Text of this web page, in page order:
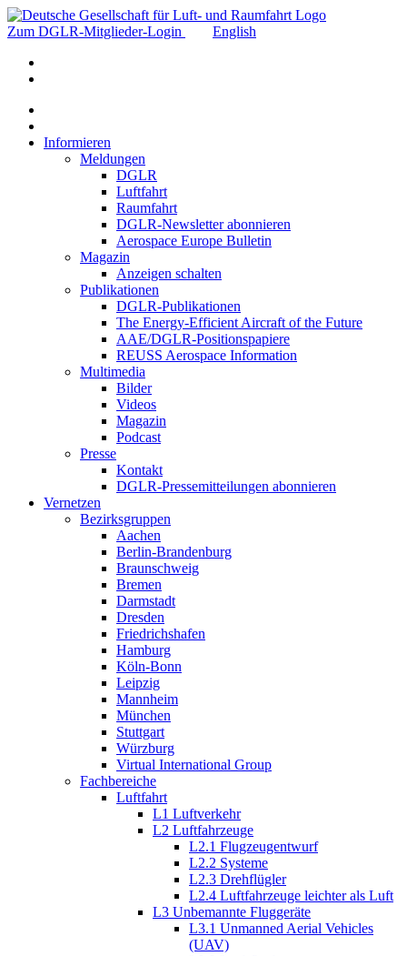
Zum DGLR-Mitglieder-Login English
Informieren
Meldungen
DGLR
Luftfahrt
Raumfahrt
DGLR-Newsletter abonnieren
Aerospace Europe Bulletin
Magazin
Anzeigen schalten
Publikationen
DGLR-Publikationen
The Energy-Efficient Aircraft of the Future
AAE/DGLR-Positionspapiere
REUSS Aerospace Information
Multimedia
Bilder
Videos
Magazin
Podcast
Presse
Kontakt
DGLR-Pressemitteilungen abonnieren
Vernetzen
Bezirksgruppen
Aachen
Berlin-Brandenburg
Braunschweig
Bremen
Darmstadt
Dresden
Friedrichshafen
Hamburg
Köln-Bonn
Leipzig
Mannheim
München
Stuttgart
Würzburg
Virtual International Group
Fachbereiche
Luftfahrt
L1 Luftverkehr
L2 Luftfahrzeuge
L2.1 Flugzeugentwurf
L2.2 Systeme
L2.3 Drehflügler
L2.4 Luftfahrzeuge leichter als Luft
L3 Unbemannte Fluggeräte
L3.1 Unmanned Aerial Vehicles
(UAV)